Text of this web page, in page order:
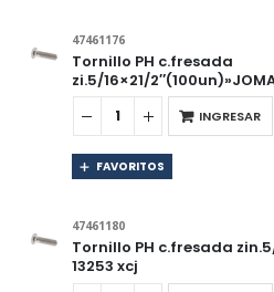
47461176
Tornillo PH c.fresada
zi.5/16×21/
INGRESAR
FAVORITOS
47461180
Tornillo PH c.fresada
13253 xcj